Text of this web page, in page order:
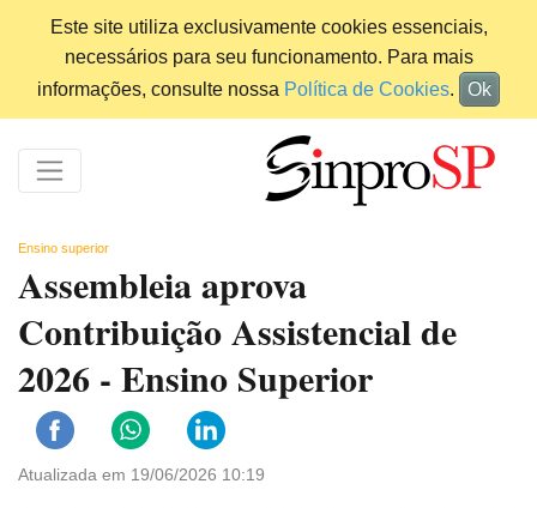
Este site utiliza exclusivamente cookies essenciais,
necessários para seu funcionamento. Para mais
informações, consulte nossa Política de Cookies. Ok
Ensino superior
Assembleia aprova
Contribuição Assistencial de
2026 - Ensino Superior
Atualizada em 19/06/2026 10:19